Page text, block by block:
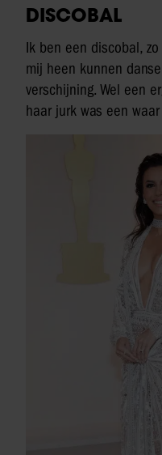
DISCOBAL
Ik ben een discobal,
mij heen kunnen
verschijning. Wel een
haar jurk was een